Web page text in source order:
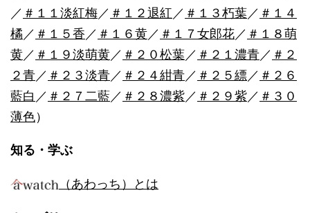
／ ＃１１淡紅梅／ ＃１２退紅 ／ ＃１３朽葉／ ＃１４
橘 ／ ＃１５香 ／ ＃１６黄／ ＃１７女郎花／ ＃１８萌
黄／ ＃１９淡萌黄／ ＃２０松葉／ ＃２１濃青／ ＃２
２青／ ＃２３淡青／ ＃２４紺青／ ＃２５縹／ ＃２６
藍白 ／ ＃２７二藍／ ＃２８濃紫／ ＃２９紫／ ＃３０
薄色）
知る・学ぶ
（あわっち）とは